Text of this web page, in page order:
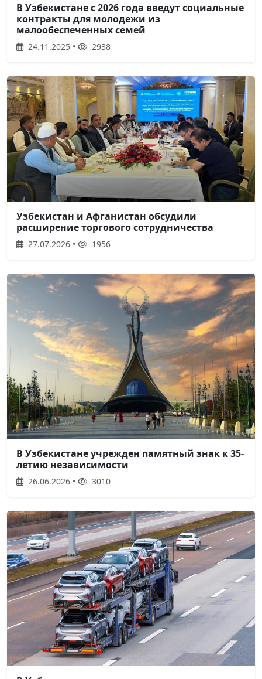
В Узбекистане с 2026 года введут социальные
контракты для молодежи из
малообеспеченных семей
24.11.2025 • 2938
Узбекистан и Афганистан обсудили
расширение торгового сотрудничества
27.07.2026 • 1956
В Узбекистане учрежден памятный знак к 35-
летию независимости
26.06.2026 • 3010